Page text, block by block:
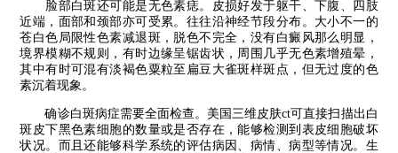
脸部白斑还可能是无色素痣。皮损好发于躯干、下腹、四肢
近端，面部和颈部亦可受累。往往沿神经节段分布。大小不一的
苍白色局限性色素减退斑，脱色不完全，没有白癜风那么明显，
境界模糊不规则，有时边缘呈锯齿状，周围几乎无色素增殖晕，
其中有时可混有淡褐色粟粒至扁豆大雀斑样斑点，但无过度的色
素沉着现象。
确诊白斑病症需要全面检查。美国三维皮肤ct可直接扫描出白
斑皮下黑色素细胞的数量或是否存在，能够检测到表皮细胞破坏
状况。而且还能够科学系统的评估病因、病情、病型等情况。生